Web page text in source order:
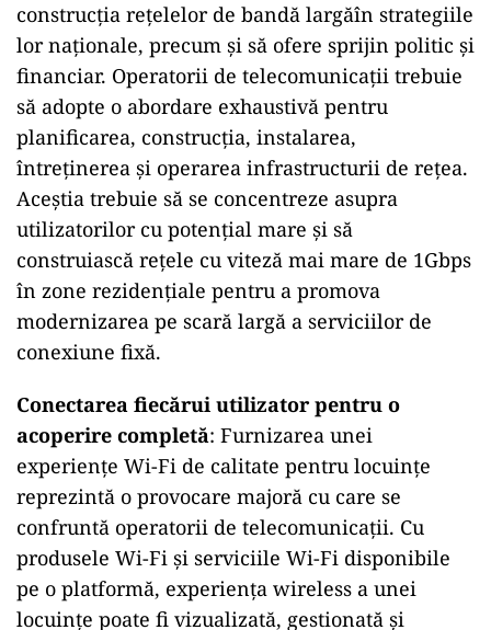
construcția rețelelor de bandă largăîn strategiile
lor naționale, precum și să ofere sprijin politic și
financiar. Operatorii de telecomunicații trebuie
să adopte o abordare exhaustivă pentru
planificarea, construcția, instalarea,
întreținerea și operarea infrastructurii de rețea.
Aceștia trebuie să se concentreze asupra
utilizatorilor cu potențial mare și să
construiască reţele cu viteză mai mare de 1Gbps
în zone rezidenţiale pentru a promova
modernizarea pe scară largă a serviciilor de
conexiune fixă.
Conectarea fiecărui utilizator pentru o
acoperire completă: Furnizarea unei
experiențe Wi-Fi de calitate pentru locuințe
reprezintă o provocare majoră cu care se
confruntă operatorii de telecomunicații. Cu
produsele Wi-Fi și serviciile Wi-Fi disponibile
pe o platformă, experiența wireless a unei
locuințe poate fi vizualizată, gestionată și